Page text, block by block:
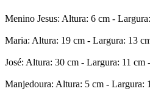
Menino Jesus: Altura: 6 cm -
Maria: Altura: 19 cm - Largura: 13
José: Altura: 30 cm - Largura: 11 cm
Manjedoura: Altura: 5 cm - Largura: